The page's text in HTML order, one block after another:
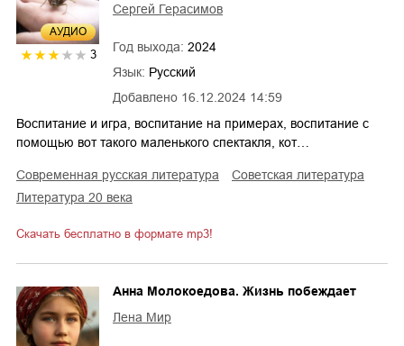
AУДИО
3
Добавлено 16.12.2024 14:59
Сергей Герасимов
Год выхода: 2024
Язык: Русский
Воспитание и игра, воспитание на примерах, воспитание с
помощью вот такого маленького спектакля, кот…
современная русская литература
советская литература
литература 20 века
Скачать бесплатно в формате mp3!
Анна Молокоедова. Жизнь побеждает
Лена Мир